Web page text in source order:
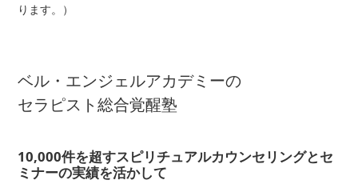
ります。）
ベル・エンジェルアカデミーの
セラピスト総合覚醒塾
10,000件を超すスピリチュアルカウンセリングとセ
ミナーの実績を活かして